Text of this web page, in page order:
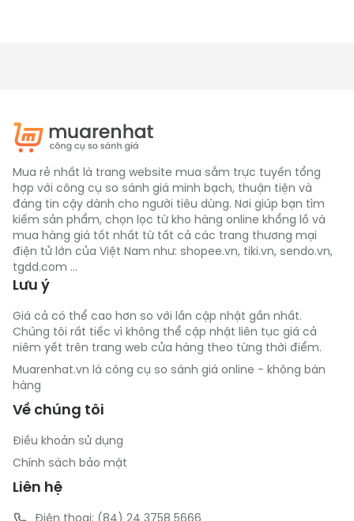
Mua rẻ nhất là trang website mua sắm trực tuyến tổng
hợp với công cụ so sánh giá minh bạch, thuận tiện và
đáng tin cậy dành cho người tiêu dùng. Nơi giúp bạn tìm
kiếm sản phẩm, chọn lọc từ kho hàng online khổng lồ và
mua hàng giá tốt nhất từ tất cả các trang thương mại
điện tử lớn của Việt Nam như: shopee.vn, tiki.vn, sendo.vn,
tgdd.com ...
Về chúng tôi
Điều khoản sử dụng
Chính sách bảo mật
Liên hệ
Lưu ý
Giá cả có thể cao hơn so với lần cập nhật gần nhất.
Chúng tôi rất tiếc vì không thể cập nhật liên tục giá cả
niêm yết trên trang web cửa hàng theo từng thời điểm.
Muarenhat.vn là công cụ so sánh giá online - không bán
hàng